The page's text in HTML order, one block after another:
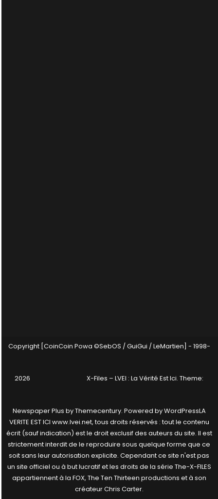
Copyright [CoinCoin Powa ©SebOS / GuiGui / LeMartien] - 1998-
2026 X-Files – LVEI : La Vérité Est Ici. Theme:
Newspaper Plus byThemecentury. Powered byWordPressLA
VERITE EST ICI www.lvei.net, tous droits réservés : tout le contenu
écrit (sauf indication) est le droit exclusif des auteurs du site. Il est
strictement interdit de le reproduire sous quelque forme que ce
soit sans leur autorisation explicite. Cependant ce site n'est pas
un site officiel ou à but lucratif et les droits de la série The-X-FILES
appartiennent à la FOX, The Ten Thirteen productions et à son
créateur Chris Carter.